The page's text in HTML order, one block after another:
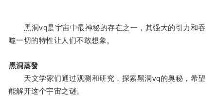
黑洞vq是宇宙中最神秘的存在之一，其强大的引力和吞
噬一切的特性让人们不敢想象。
黑洞蒸發
天文学家们通过观测和研究，探索黑洞vq的奥秘，希望
能解开这个宇宙之谜。